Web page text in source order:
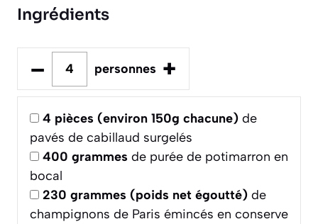
Ingrédients
– personnes +
4 pièces (environ 150g chacune) de
pavés de cabillaud surgelés
400 grammes de purée de potimarron en
bocal
230 grammes (poids net égoutté) de
champignons de Paris émincés en conserve